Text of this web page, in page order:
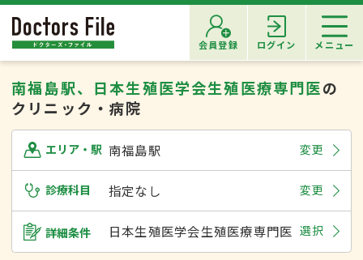
会員登録 ログイン メニュー
南福島駅、日本生殖医学会生殖医療専門医の
クリニック・病院
エリア・駅 南福島駅 変更
診療科目 指定なし 変更
詳細条件 日本生殖医学会生殖医療専門医 選択